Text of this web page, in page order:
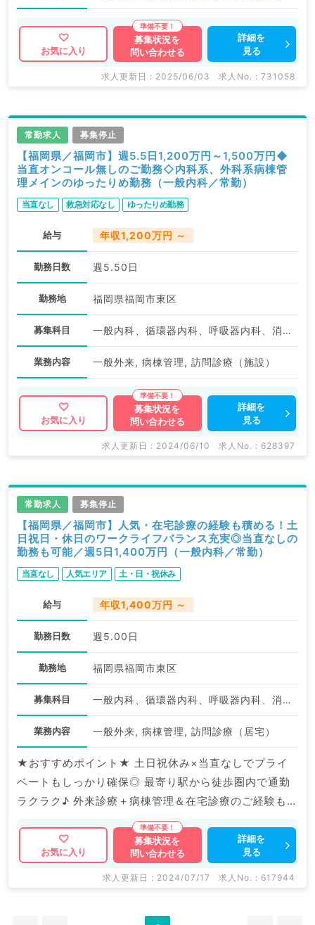
お気に入り
募集状況を
問い合わせる
詳細を
見る
求人更新日 : 2025/06/03 求人No. : 731058
常勤求人 募集停止
【福岡県／福岡市】週5.5日1,200万円～1,500万円◆
当直オンコール無しのご勤務◇内科系、外科系病棟管
理メインのゆったりめ勤務（一般内科／常勤）
当直なし 救急対応なし ゆったりめ勤務
給与 年収1,200万円 ～
勤務日数 週5.50日
勤務地 福岡県福岡市東区
募集科目 一般内科、循環器内科、呼吸器内科、消化器内科、内分泌・代謝内科
業務内容 一般外来, 病棟管理, 訪問診療（施設）
お気に入り
募集状況を
問い合わせる
詳細を
見る
求人更新日 : 2024/06/10 求人No. : 628397
常勤求人 募集停止
【福岡県／福岡市】人気・在宅診療の経験も積める！土
日祝日・休日のワークライフバランス充実◎当直なしの
勤務も可能／週5日1,400万円（一般内科／常勤）
当直なし 人気エリア 土・日・祝休み
給与 年収1,400万円 ～
勤務日数 週5.00日
勤務地 福岡県福岡市東区
募集科目 一般内科、循環器内科、呼吸器内科、消化器内科、内分泌・代謝内科
業務内容 一般外来, 病棟管理, 訪問診療（居宅）
★おすすめポイント★ 土日祝休み×当直なしでプライ
ベートもしっかり確保◎ 最寄り駅から徒歩圏内で通勤
ラクラク♪ 外来診療＋病棟管理＆在宅診療のご経験も積
お気に入り
募集状況を
問い合わせる
詳細を
見る
求人更新日 : 2024/07/17 求人No. : 617944